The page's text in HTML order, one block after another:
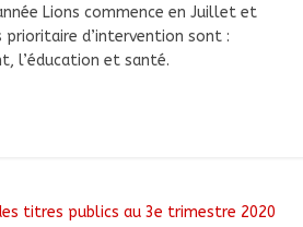
Lions commence en Juillet et
prioritaire d’intervention sont :
l’éducation et santé.
titres publics au 3e trimestre 2020